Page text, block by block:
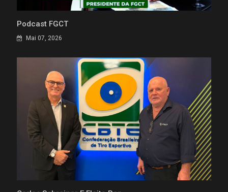
Podcast FGCT
Mai 07, 2026